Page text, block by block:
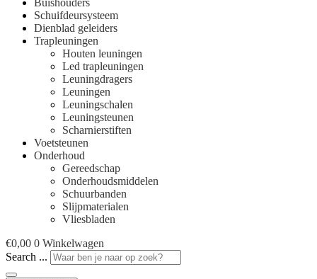
Buishouders
Schuifdeursysteem
Dienblad geleiders
Trapleuningen
Houten leuningen
Led trapleuningen
Leuningdragers
Leuningen
Leuningschalen
Leuningsteunen
Scharnierstiften
Voetsteunen
Onderhoud
Gereedschap
Onderhoudsmiddelen
Schuurbanden
Slijpmaterialen
Vliesbladen
€0,00 0 Winkelwagen
Search ...